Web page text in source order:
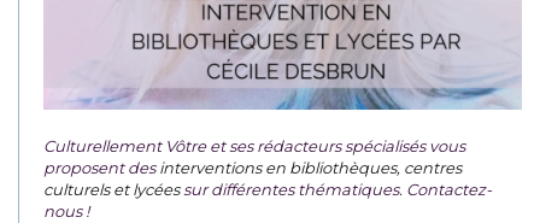
Culturellement Vôtre et ses rédacteurs spécialisés vous
proposent desinterventions en bibliothèques, centres
culturels et lycéessur différentes thématiques. Contactez-
nous !